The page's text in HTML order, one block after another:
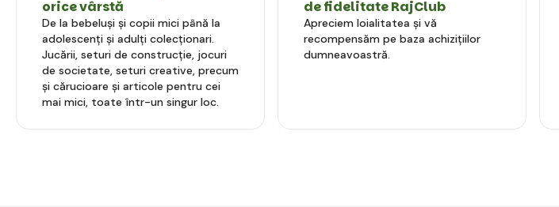
orice vârstă
De la bebeluși și copii mici până la
adolescenți și adulți colecționari.
Jucării, seturi de construcție, jocuri
de societate, seturi creative, precum
și cărucioare și articole pentru cei
mai mici, toate într-un singur loc.
de fidelitate RajClub
Apreciem loialitatea și vă
recompensăm pe baza achizițiilor
dumneavoastră.